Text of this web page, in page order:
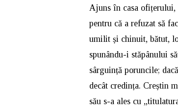
Ajuns în casa ofițerului,
pentru că a refuzat să
umilit și chinuit, bătut,
spunându-i stăpânului
sârguință poruncile;
decât credința. Creștin
său s-a ales cu